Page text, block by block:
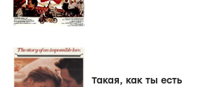
Такая, как ты есть